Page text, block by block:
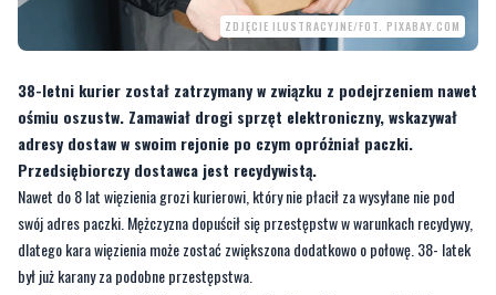
ZDJĘCIE ILUSTRACYJNE/FOT. PIXABAY.COM
38-letni kurier został zatrzymany w związku z podejrzeniem nawet
ośmiu oszustw. Zamawiał drogi sprzęt elektroniczny, wskazywał
adresy dostaw w swoim rejonie po czym opróżniał paczki.
Przedsiębiorczy dostawca jest recydywistą.
Nawet do 8 lat więzienia grozi kurierowi, który nie płacił za wysyłane nie pod